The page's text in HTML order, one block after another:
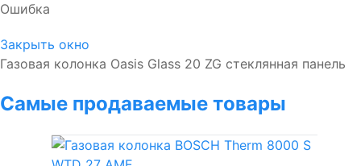
Ошибка
Закрыть окно
Газовая колонка Oasis Glass 20 ZG стеклянная панель
Самые продаваемые товары